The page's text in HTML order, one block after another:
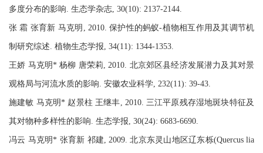
多度分布的影响. 生态学杂志, 30(10): 2137-2144.
张 霜 张育新 马克明, 2010. 保护性的蚂蚁-植物相互作用及其调节机
制研究综述. 植物生态学报, 34(11): 1344-1353.
王娇 马克明* 杨柳 唐荣莉, 2010. 北京郊区县经济发展潜力及其对景
观格局与河流水质的影响. 安徽农业科学, 232(11): 39-43.
施建敏 马克明* 赵景柱 王继丰, 2010. 三江平原残存湿地斑块特征及
其对物种多样性的影响. 生态学报, 30(24): 6683-6690.
冯云 马克明* 张育新 祁建, 2009. 北京东灵山地区辽东栎(Quercus lia